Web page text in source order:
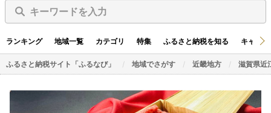
キーワードを入力
ランキング 地域一覧 カテゴリ 特集 ふるさと納税を知る キャン
ふるさと納税サイト「ふるなび」 地域でさがす 近畿地方 滋賀県近